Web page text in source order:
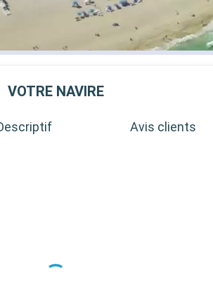
VOTRE NAVIRE
Avis clients